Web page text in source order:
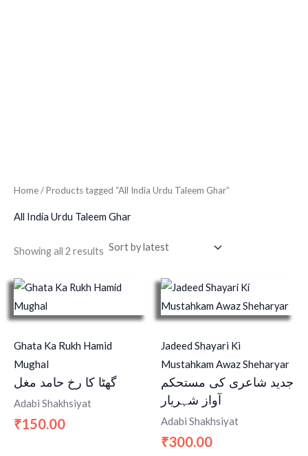
Home/ Products tagged “All India Urdu Taleem Ghar”
All India Urdu Taleem Ghar
Showing all 2 results
Ghata Ka Rukh Hamid
Mughal
گھٹا کا رخ حامد مغل
Adabi Shakhsiyat
₹150.00
Jadeed Shayari Ki
Mustahkam Awaz Sheharyar
جدید شاعری کی مستحکم
آواز شہریار
Adabi Shakhsiyat
₹300.00